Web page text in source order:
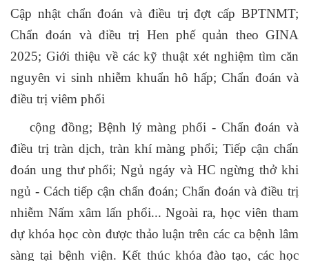
Cập nhật chẩn đoán và điều trị đợt cấp BPTNMT;
Chẩn đoán và điều trị Hen phế quản theo GINA
2025; Giới thiệu về các kỹ thuật xét nghiệm tìm căn
nguyên vi sinh nhiễm khuẩn hô hấp; Chẩn đoán và
điều trị viêm phổi
cộng đồng; Bệnh lý màng phổi - Chẩn đoán và
điều trị tràn dịch, tràn khí màng phổi; Tiếp cận chẩn
đoán ung thư phổi; Ngủ ngáy và HC ngừng thở khi
ngủ - Cách tiếp cận chẩn đoán; Chẩn đoán và điều trị
nhiễm Nấm xâm lấn phổi... Ngoài ra, học viên tham
dự khóa học còn được thảo luận trên các ca bệnh lâm
sàng tại bệnh viện. Kết thúc khóa đào tạo, các học